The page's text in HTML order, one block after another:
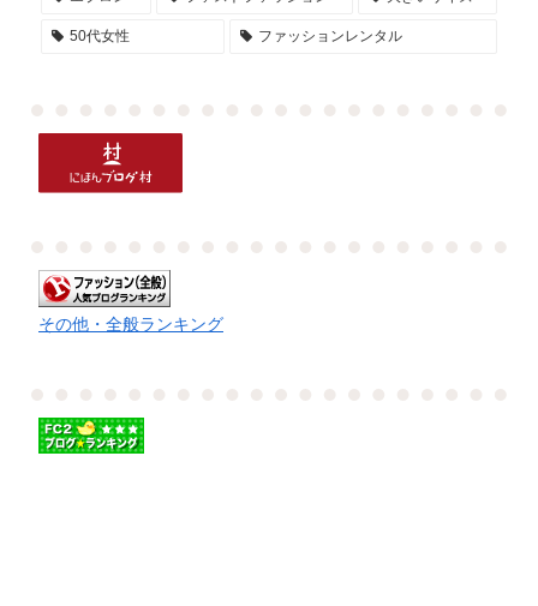
50代女性 ファッションレンタル
その他・全般ランキング